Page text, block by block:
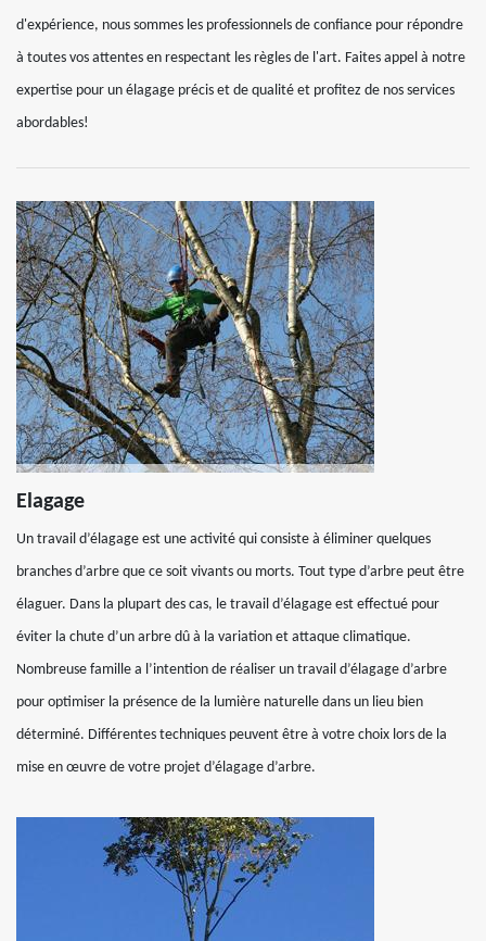
d'expérience, nous sommes les professionnels de confiance pour répondre
à toutes vos attentes en respectant les règles de l'art. Faites appel à notre
expertise pour un élagage précis et de qualité et profitez de nos services
abordables!
Elagage
Un travail d’élagage est une activité qui consiste à éliminer quelques
branches d’arbre que ce soit vivants ou morts. Tout type d’arbre peut être
élaguer. Dans la plupart des cas, le travail d’élagage est effectué pour
éviter la chute d’un arbre dû à la variation et attaque climatique.
Nombreuse famille a l’intention de réaliser un travail d’élagage d’arbre
pour optimiser la présence de la lumière naturelle dans un lieu bien
déterminé. Différentes techniques peuvent être à votre choix lors de la
mise en œuvre de votre projet d’élagage d’arbre.